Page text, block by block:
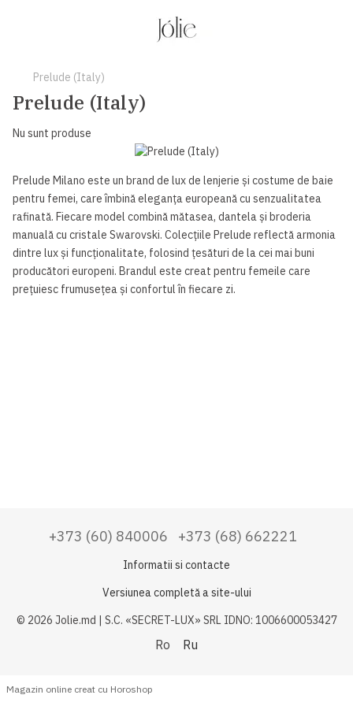
Prelude (Italy)
Prelude (Italy)
Nu sunt produse
Prelude Milano este un brand de lux de lenjerie și costume de baie
pentru femei, care îmbină eleganța europeană cu senzualitatea
rafinată. Fiecare model combină mătasea, dantela și broderia
manuală cu cristale Swarovski. Colecțiile Prelude reflectă armonia
dintre lux și funcționalitate, folosind țesături de la cei mai buni
producători europeni. Brandul este creat pentru femeile care
prețuiesc frumusețea și confortul în fiecare zi.
+373 (60) 840006 +373 (68) 662221
Informatii si contacte
Versiunea completă a site-ului
© 2026 Jolie.md | S.C. «SECRET-LUX» SRL IDNO: 1006600053427
Ro Ru
Magazin online creat cu Horoshop